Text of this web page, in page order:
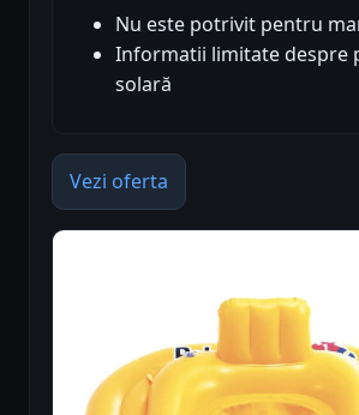
Nu este potrivit pentru
Informatii limitate despre
solară
Vezi oferta